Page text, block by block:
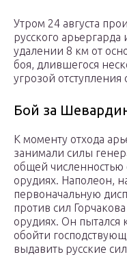
Утром 24 августа
русского
удалении 8 км от
боя, длившегося
угрозой
Бой за
К моменту отхода
занимали силы
общей численностью
орудиях. Наполеон,
первоначальную
против сил
орудиях. Он
обойти
выдавить русские